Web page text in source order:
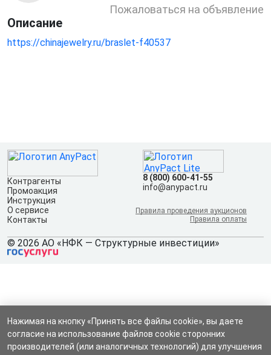
Пожаловаться на объявление
Описание
https://chinajewelry.ru/braslet-f40537
Контрагенты
Промоакция
Инструкция
О сервисе
Контакты
8 (800) 600-41-55
info@anypact.ru
Правила проведения аукционов
Правила оплаты
© 2026 АО «НФК — Структурные инвестиции»
Нажимая на кнопку «Принять все файлы cookie», вы даете
согласие на использование файлов cookie сторонних
производителей (или аналогичных технологий) для улучшения